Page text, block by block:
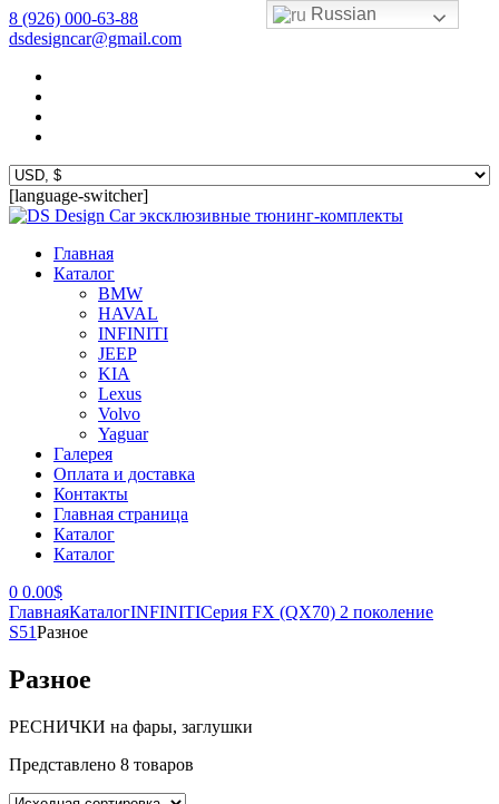
8 (926) 000-63-88
dsdesigncar@gmail.com
[language-switcher]
эксклюзивные тюнинг-комплекты
Главная
Каталог
BMW
HAVAL
INFINITI
JEEP
KIA
Lexus
Volvo
Yaguar
Галерея
Оплата и доставка
Контакты
Главная страница
Каталог
Каталог
0 0.00$
ГлавнаяКаталогINFINITIСерия FX (QX70) 2 поколение
S51Разное
Разное
РЕСНИЧКИ на фары, заглушки
Представлено 8 товаров
Russian